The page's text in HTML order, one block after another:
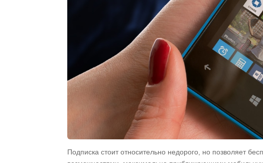
Подписка стоит относительно недорого, но позволяет